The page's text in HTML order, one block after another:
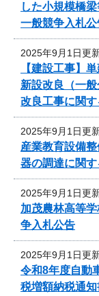
した小規模橋
一般競争入札公
2025年9月1日更
【建設工事】
新設改良（一
改良工事に関
2025年9月1日更
産業教育設備
器の調達に関
2025年9月1日更
加茂農林高等
争入札公告
2025年9月1日更
令和8年度自動
税増額納税通